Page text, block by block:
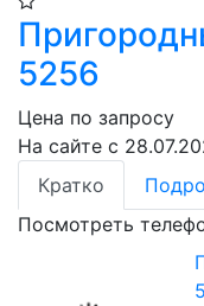
5256
Цена по запросу
На сайте с
Кратко
Посмотреть